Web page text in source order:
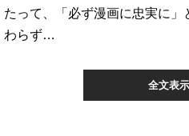
たって、「必ず漫画に忠実に
わらず…
全文表